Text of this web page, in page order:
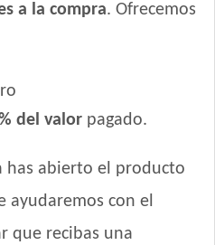
a la compra. Ofrecemos
del valor pagado.
has abierto el producto
ayudaremos con el
que recibas una